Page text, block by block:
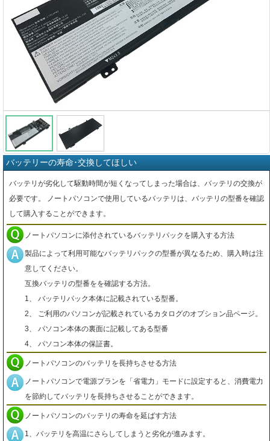
バッテリーの寿命･交換してほしい
バッテリが劣化して駆動時間が短くなってしまった場合は、バッテリの交換が
必要です。 ノートパソコンで使用しているバッテリは、バッテリの型番を確認
して購入することができます。
ノートパソコンに添付されているバッテリパックを購入する方法
製品によって利用可能なバッテリパックの型番が異なるため、購入時は注
意してください。
互換バッテリの型番をを確認する方法。
1、 バッテリパック本体に記載されている型番。
2、 ご利用のパソコンが記載されているカタログのオプション品ページ。
3、 パソコン本体の裏面に記載してある型番
4、 パソコン本体の保証書。
ノートパソコンのバッテリを長持ちさせる方法
ノートパソコンで電源プランを「省電力」モードに設定すると、消費電力
を節約してバッテリを長持ちさせることができます。
ノートパソコンのバッテリの寿命を延ばす方法
1、バッテリを高温にさらしてしまうと劣化が進みます。